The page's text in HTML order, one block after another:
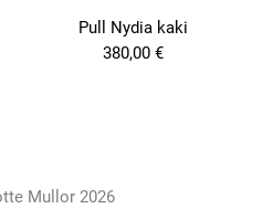
Pull Nydia kaki
380,00 €
Mullor 2026